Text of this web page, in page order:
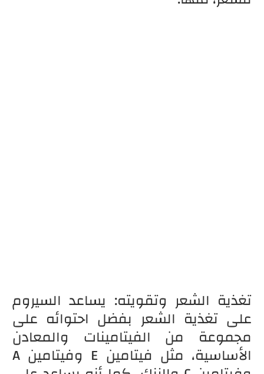
تغذية الشعر وتقويته: يساعد السيروم
على تغذية الشعر بفضل احتوائه على
مجموعة من الفيتامينات والمعادن
الأساسية، مثل فيتامين E وفيتامين A